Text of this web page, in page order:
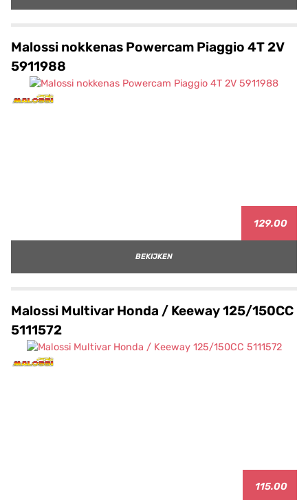
Malossi nokkenas Powercam Piaggio 4T 2V
5911988
129.00
BEKIJKEN
Malossi Multivar Honda / Keeway 125/150CC
5111572
115.00